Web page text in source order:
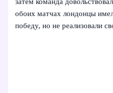
затем команда
обоих матчах лондонцы
победу, но не реализовали